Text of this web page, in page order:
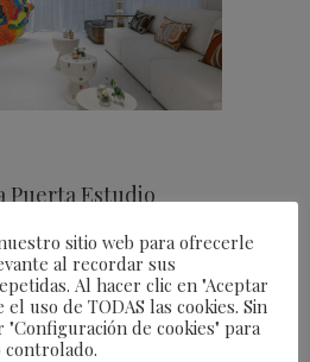
Puerta Estudio
y exuberante. Un
muestra su mayor
apacibles y aromas
terraza es un oasis de
sitio web para ofrecerle
al recordar sus
Al hacer clic en "Aceptar
uso de TODAS las cookies. Sin
de cookies" para